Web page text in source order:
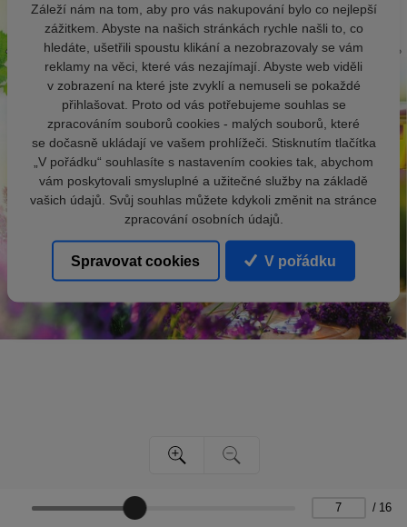
/ 16
Záleží nám na tom, aby pro vás nakupování bylo co nejlepší
zážitkem. Abyste na našich stránkách rychle našli to, co
hledáte, ušetřili spoustu klikání a nezobrazovaly se vám
reklamy na věci, které vás nezajímají. Abyste web viděli
v zobrazení na které jste zvyklí a nemuseli se pokaždé
přihlašovat. Proto od vás potřebujeme souhlas se
zpracováním souborů cookies - malých souborů, které
se dočasně ukládají ve vašem prohlížeči. Stisknutím tlačítka
„V pořádku“ souhlasíte s nastavením cookies tak, abychom
vám poskytovali smysluplné a užitečné služby na základě
vašich údajů. Svůj souhlas můžete kdykoli změnit na stránce
zpracování osobních údajů.
Spravovat cookies V pořádku